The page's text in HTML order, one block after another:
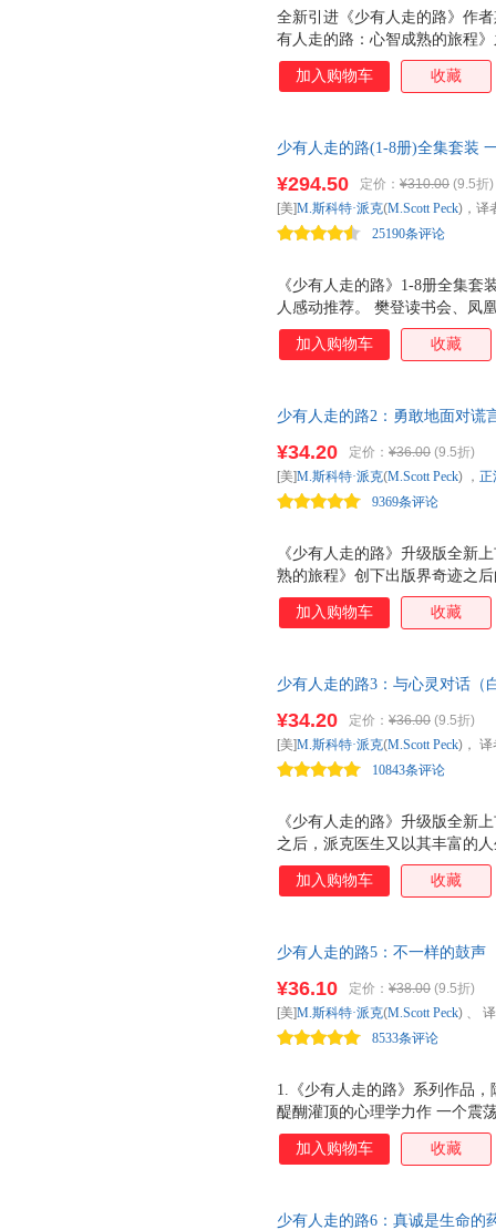
全新引进《少有人走的路》作
有人走的路：心智成熟的旅程
加入购物车 收藏
少有人走的路(1-8册)全集套装
《少有人走的路》1-8册全集
人感动推荐。 樊登读书会、凤
民广播电台《冬吴相对论》等
心灵读物！
¥294.50 定价： ¥310.00 (9.5折)
25190条评论
[美]M.斯科特·派克(M.Scott Peck)，译
出版有限公司
加入购物车 收藏
少有人走的路2：勇敢地面对谎
《少有人走的路》升级版全新
熟的旅程》创下出版界奇迹之
¥34.20 定价： ¥36.00 (9.5折)
9369条评论
[美]M.斯科特·派克(M.Scott Peck) ， 正
加入购物车 收藏
少有人走的路3：与心灵对话（
《少有人走的路》升级版全新
之后，派克医生又以其丰富的
开这本书需要勇气，这本书也
真正的心灵洗礼！
¥34.20 定价： ¥36.00 (9.5折)
10843条评论
[美]M.斯科特·派克(M.Scott Peck)， 译
有限公司
加入购物车 收藏
少有人走的路5：不一样的鼓声
学力作 一个震荡世界的声音
1.《少有人走的路》系列作品
醍醐灌顶的心理学力作 一个震
声》 告诉我们，不管是在夫妻
关系中，我们都不应该压抑自
¥36.10 定价： ¥38.00 (9.5折)
8533条评论
[美]M.斯科特·派克(M.Scott Peck) 、
联合出版有限公司
加入购物车 收藏
少有人走的路6：真诚是生命的